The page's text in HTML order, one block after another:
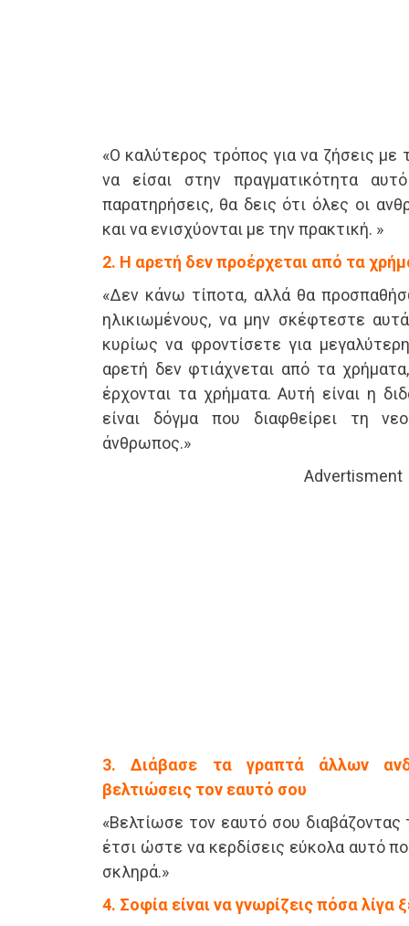
«Ο καλύτερος τρόπος για να ζήσεις με
να είσαι στην πραγματικότητα
παρατηρήσεις, θα δεις ότι όλες οι
και να ενισχύονται με την πρακτική. »
2. Η αρετή δεν προέρχεται από τα
«Δεν κάνω τίποτα, αλλά θα
ηλικιωμένους, να μην σκέφτεστε
κυρίως να φροντίσετε για
αρετή δεν φτιάχνεται από τα
έρχονται τα χρήματα. Αυτή είναι η
είναι δόγμα που διαφθείρει τη
άνθρωπος.»
Advertisment
3. Διάβασε τα γραπτά άλλων
βελτιώσεις τον εαυτό σου
«Βελτίωσε τον εαυτό σου
έτσι ώστε να κερδίσεις εύκολα αυτό
σκληρά.»
4. Σοφία είναι να γνωρίζεις πόσα λίγα